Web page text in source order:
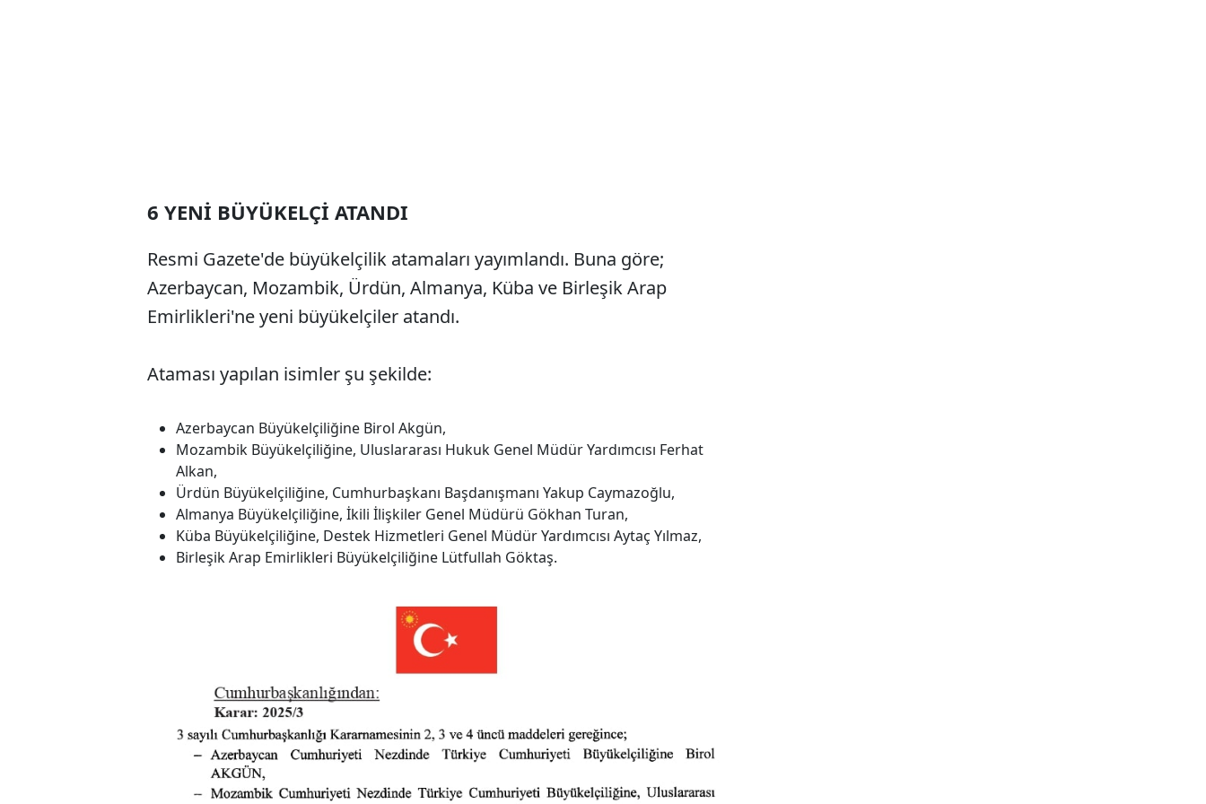
6 YENİ BÜYÜKELÇİ ATANDI
Resmi Gazete'de büyükelçilik atamaları yayımlandı. Buna göre;
Azerbaycan, Mozambik, Ürdün, Almanya, Küba ve Birleşik Arap
Emirlikleri'ne yeni büyükelçiler atandı.
Ataması yapılan isimler şu şekilde:
Azerbaycan Büyükelçiliğine Birol Akgün,
Mozambik Büyükelçiliğine, Uluslararası Hukuk Genel Müdür Yardımcısı Ferhat
Alkan,
Ürdün Büyükelçiliğine, Cumhurbaşkanı Başdanışmanı Yakup Caymazoğlu,
Almanya Büyükelçiliğine, İkili İlişkiler Genel Müdürü Gökhan Turan,
Küba Büyükelçiliğine, Destek Hizmetleri Genel Müdür Yardımcısı Aytaç Yılmaz,
Birleşik Arap Emirlikleri Büyükelçiliğine Lütfullah Göktaş.